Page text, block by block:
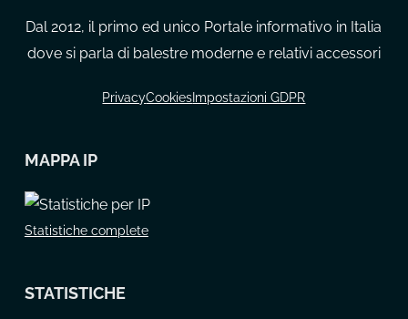
Dal 2012, il primo ed unico Portale informativo in Italia
dove si parla di balestre moderne e relativi accessori
PrivacyCookies Impostazioni GDPR
MAPPA IP
Statistiche complete
STATISTICHE